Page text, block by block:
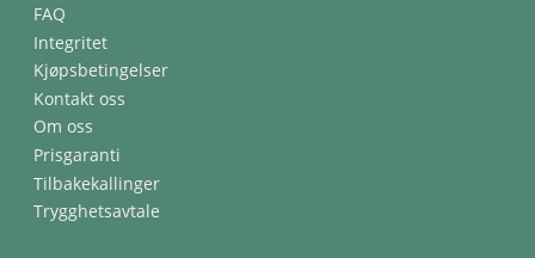
FAQ
Integritet
Kjøpsbetingelser
Kontakt oss
Om oss
Prisgaranti
Tilbakekallinger
Trygghetsavtale